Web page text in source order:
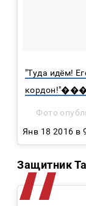
"Туда идём!
Фото
Янв 18 2016 в
Защитник